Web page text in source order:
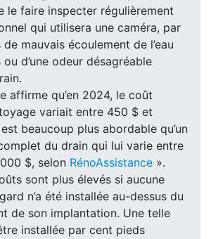
le faire inspecter régulièrement
qui utilisera une caméra, par
mauvais écoulement de l’eau
d’une odeur désagréable
affirme qu’en 2024, le coût
variait entre 450 $ et
beaucoup plus abordable qu’un
du drain qui lui varie entre
$, selon RénoAssistance ».
sont plus élevés si aucune
n’a été installée au-dessus du
de son implantation. Une telle
installée par cent pieds